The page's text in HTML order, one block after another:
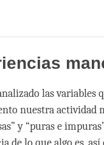
las variables
nuestra actividad
y “puras e